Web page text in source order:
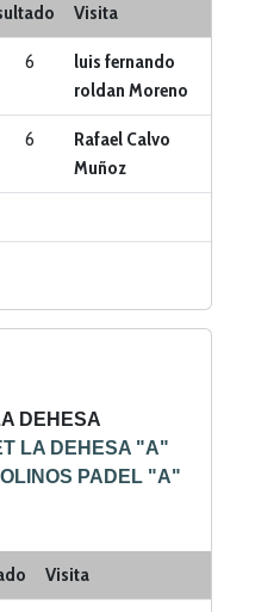
Visita
6
luis fernando
roldan Moreno
6
Rafael Calvo
Muñoz
DEHESA
LA DEHESA "A"
PADEL "A"
Visita